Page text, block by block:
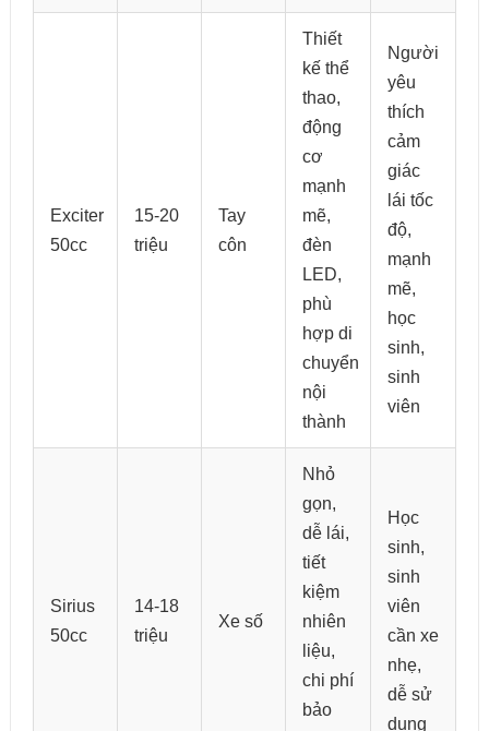
Exciter
50cc
15-20
triệu
Tay
côn
Thiết
kế thể
thao,
động
cơ
mạnh
mẽ,
đèn
LED,
phù
hợp di
chuyển
nội
thành
Người
yêu
thích
cảm
giác
lái tốc
độ,
mạnh
mẽ,
học
sinh,
sinh
viên
Sirius
50cc
14-18
triệu
Xe số
Nhỏ
gọn,
dễ lái,
tiết
kiệm
nhiên
liệu,
chi phí
bảo
Học
sinh,
sinh
viên
cần xe
nhẹ,
dễ sử
dụng